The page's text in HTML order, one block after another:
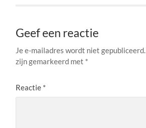
Geef een reactie
Je e-mailadres wordt niet gepubliceerd.
zijn gemarkeerd met *
Reactie *